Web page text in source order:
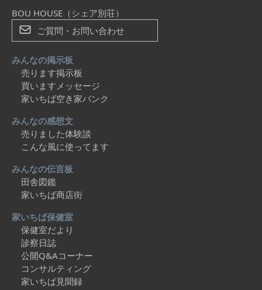
BOU HOUSE（シェア別荘）
ご質問・お問い合わせ
みんなの掲示板
売ります掲示板
買いますメッセージ
家いちば空き家バンク
みんなの感想文
売りました体験談
こんな風に使ってます
みんなの伝言板
田舎図鑑
家いちば商店街
家いちば保健室
保健室だより
診察日誌
公開Q&Aコーナー
コンサルティング
家いちば見聞録